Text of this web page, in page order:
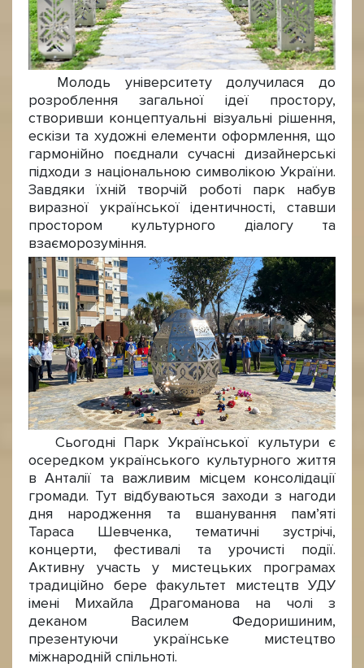
Молодь університету долучилася до
розроблення загальної ідеї простору,
створивши концептуальні візуальні рішення,
ескізи та художні елементи оформлення, що
гармонійно поєднали сучасні дизайнерські
підходи з національною символікою України.
Завдяки їхній творчій роботі парк набув
виразної української ідентичності, ставши
простором культурного діалогу та
взаєморозуміння.
Сьогодні Парк Української культури є
осередком українського культурного життя
в Анталії та важливим місцем консолідації
громади. Тут відбуваються заходи з нагоди
дня народження та вшанування пам’яті
Тараса Шевченка, тематичні зустрічі,
концерти, фестивалі та урочисті події.
Активну участь у мистецьких програмах
традиційно бере факультет мистецтв УДУ
імені Михайла Драгоманова на чолі з
деканом Василем Федоришиним,
презентуючи українське мистецтво
міжнародній спільноті.